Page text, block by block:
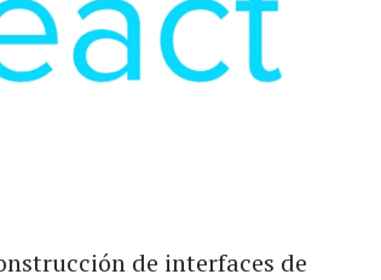
de interfaces de